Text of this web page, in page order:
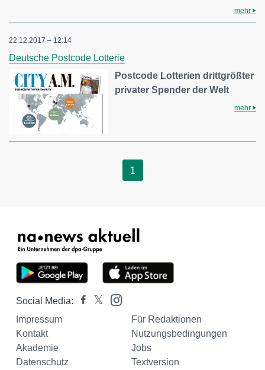
mehr
22.12.2017 – 12:14
Deutsche Postcode Lotterie
Postcode Lotterien drittgrößter
privater Spender der Welt
mehr
1
Social Media:
Impressum
Für Redaktionen
Kontakt
Nutzungsbedingungen
Akademie
Jobs
Datenschutz
Textversion